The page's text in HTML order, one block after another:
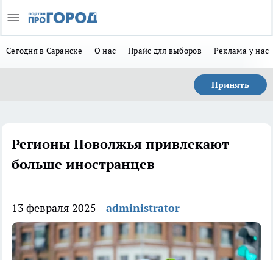
Сегодня в Саранске О нас Прайс для выборов Реклама у нас
Принять
Регионы Поволжья привлекают
больше иностранцев
13 февраля 2025 administrator